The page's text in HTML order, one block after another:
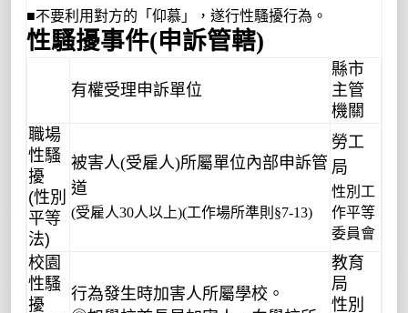
■不要利用對方的「仰慕」，遂行性騷擾行為。
性騷擾事件(申訴管轄)
有權受理申訴單位
縣市
主管
機關
職場
性騷
擾
(性別
平等
法)
被害人(受雇人)所屬單位內部申訴管
道
(受雇人30人以上)(工作場所準則§7-13)
勞工
局
性別工
作平等
委員會
校園
性騷
擾
行為發生時加害人所屬學校。
教育
局
性別